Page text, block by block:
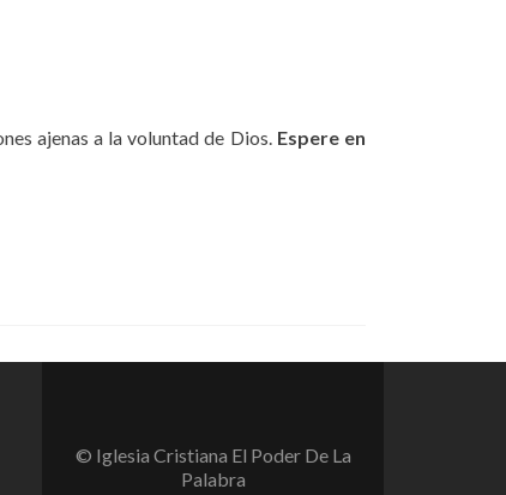
ajenas a la voluntad de Dios. Espere en
© Iglesia Cristiana El Poder De La
Palabra